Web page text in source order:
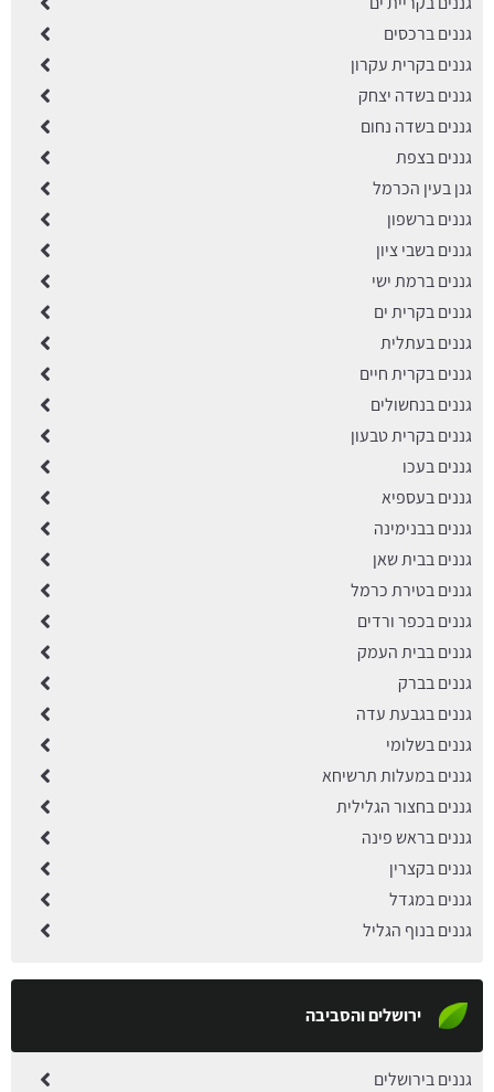
גננים ברכסים
גננים בקרית עקרון
גננים בשדה יצחק
גננים בשדה נחום
גננים בצפת
גנן בעין הכרמל
גננים ברשפון
גננים בשבי ציון
גננים ברמת ישי
גננים בקרית ים
גננים בעתלית
גננים בקרית חיים
גננים בנחשולים
גננים בקרית טבעון
גננים בעכו
גננים בעספיא
גננים בבנימינה
גננים בבית שאן
גננים בטירת כרמל
גננים בכפר ורדים
גננים בבית העמק
גננים בברק
גננים בגבעת עדה
גננים בשלומי
גננים במעלות תרשיחא
גננים בחצור הגלילית
גננים בראש פינה
גננים בקצרין
גננים במגדל
גננים בנוף הגליל
ירושלים והסביבה
גננים בירושלים